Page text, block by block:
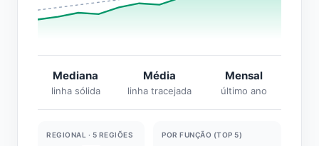
Mediana
linha sólida
Média
linha tracejada
Mensal
último ano
REGIONAL · 5 REGIÕES POR FUNÇÃO (TOP 5)